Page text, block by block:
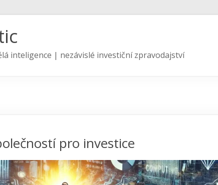
inteligence | nezávislé investiční zpravodajství
pro investice